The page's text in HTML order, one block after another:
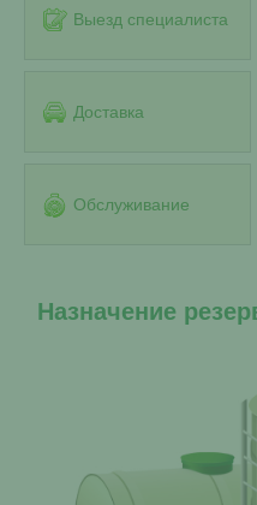
Выезд специалиста
Доставка
Обслуживание
Назначение